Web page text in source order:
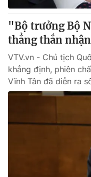
"Bộ trưởng Bộ
thẳng thắn
VTV.vn - Chủ tịch
khẳng định, phiên
Vĩnh Tân đã diễn ra